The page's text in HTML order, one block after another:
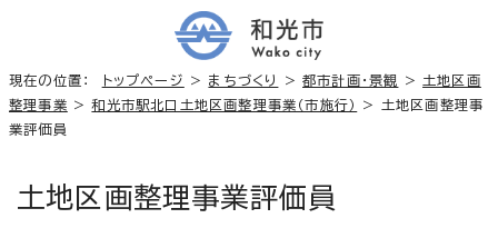
現在の位置： トップページ > まちづくり >都市計画・景観 > 土地区画
整理事業 >和光市駅北口土地区画整理事業（市施行）
> 土地区画整理事
業評価員
土地区画整理事業評価員